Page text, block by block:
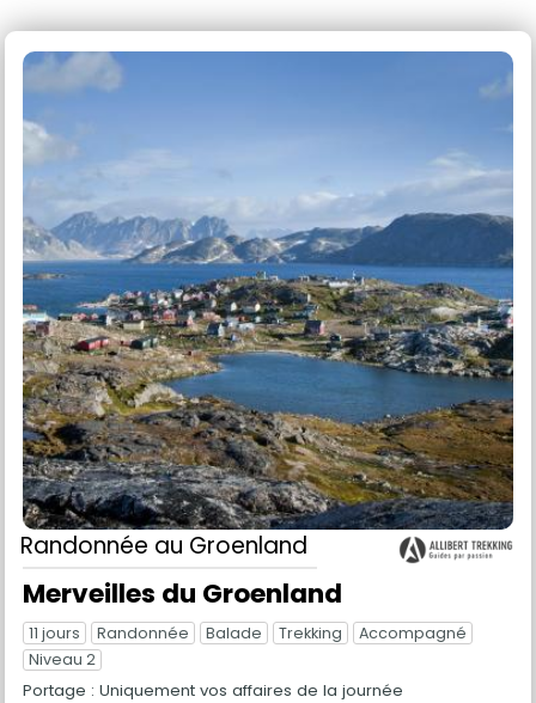
Randonnée au Groenland
Merveilles du Groenland
11 jours Randonnée Balade Trekking
Accompagné
Niveau 2
Portage : Uniquement vos affaires de la journée